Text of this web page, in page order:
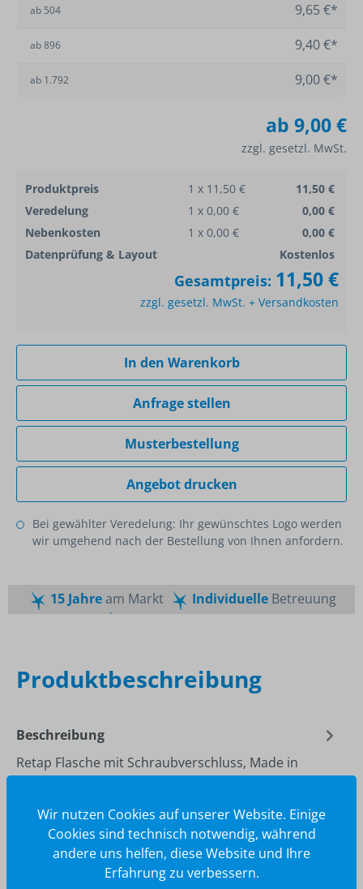
ab 504 9,65 €*
ab896 9,40 €*
ab 1.792 9,00 €*
ab 9,00 €
zzgl. gesetzl. MwSt.
Produktpreis 1 x 11,50 €
11,50 €
Veredelung
1 x 0,00 €
0,00 €
Nebenkosten
1 x 0,00 €
0,00 €
Datenprüfung & Layout
Kostenlos
Gesamtpreis: 11,50 €
zzgl. gesetzl. MwSt. + Versandkosten
In den Warenkorb
Anfrage stellen
Musterbestellung
Angebot drucken
Bei gewählter Veredelung: Ihr gewünschtes Logo werden
wir umgehend nach der Bestellung von Ihnen anfordern.
15 Jahream Markt IndividuelleBetreuung
Produktbeschreibung
Beschreibung
Retap Flasche mit Schraubverschluss, Made in
Wir nutzen Cookies auf unserer Website. Einige
Cookies sind technisch notwendig, während
andere uns helfen, diese Website und Ihre
Erfahrung zu verbessern.